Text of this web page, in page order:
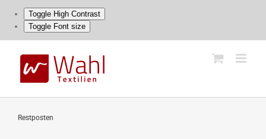
Toggle High Contrast
Toggle Font size
content
Restposten